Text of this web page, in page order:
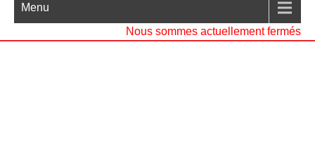
Menu
Nous sommes actuellement fermés